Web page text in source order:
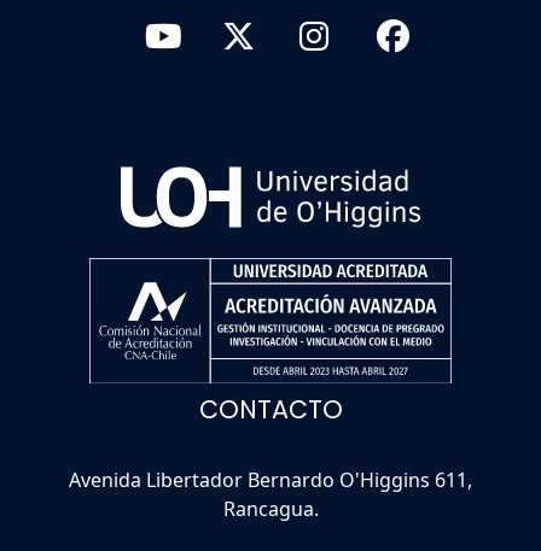
CONTACTO
Avenida Libertador Bernardo O'Higgins 611,
Rancagua.